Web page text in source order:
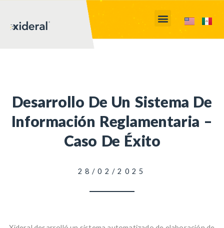
Desarrollo De Un Sistema De
Información Reglamentaria –
Caso De Éxito
28/02/2025